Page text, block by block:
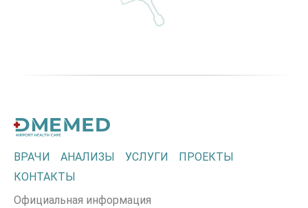
ВРАЧИ АНАЛИЗЫ УСЛУГИ
ПРОЕКТЫ
КОНТАКТЫ
Официальная информация